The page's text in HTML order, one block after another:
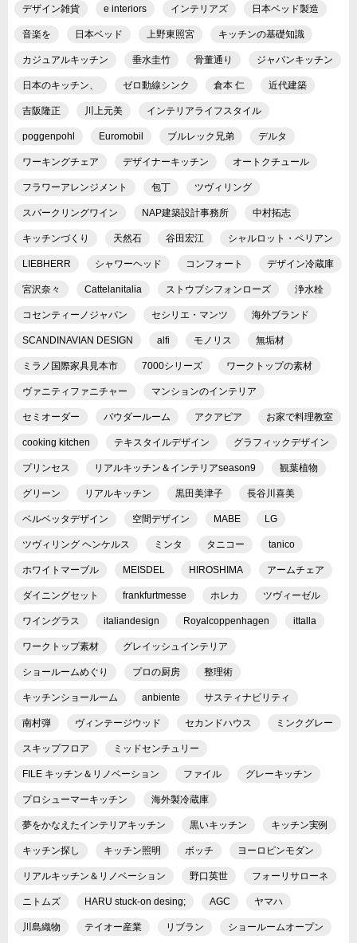
デザイン雑貨 e interiors インテリアズ 日本ベッド製造
音楽を 日本ベッド 上野東照宮 キッチンの基礎知識
カジュアルキッチン 垂水圭竹 骨董通り ジャパンキッチン
日本のキッチン、 ゼロ動線シンク 倉本 仁 近代建築
吉阪隆正 川上元美 インテリアライフスタイル
poggenpohl Euromobil ブルレック兄弟 デルタ
ワーキングチェア デザイナーキッチン オートクチュール
フラワーアレンジメント 包丁 ツヴィリング
スパークリングワイン NAP建築設計事務所 中村拓志
キッチンづくり 天然石 谷田宏江 シャルロット・ペリアン
LIEBHERR シャワーヘッド コンフォート デザイン冷蔵庫
宮沢奈々 Cattelanitalia ストウブシフォンローズ 浄水栓
コセンティーノジャパン セシリエ・マンツ 海外ブランド
SCANDINAVIAN DESIGN alfi モノリス 無垢材
ミラノ国際家具見本市 7000シリーズ ワークトップの素材
ヴァニティファニチャー マンションのインテリア
セミオーダー パウダールーム アクアピア お家で料理教室
cooking kitchen テキスタイルデザイン グラフィックデザイン
プリンセス リアルキッチン＆インテリアseason9 観葉植物
グリーン リアルキッチン 黒田美津子 長谷川喜美
ベルベッタデザイン 空間デザイン MABE LG
ツヴィリング ヘンケルス ミンタ タニコー tanico
ホワイトマーブル MEISDEL HIROSHIMA アームチェア
ダイニングセット frankfurtmesse ホレカ ツヴィーゼル
ワイングラス italiandesign Royalcoppenhagen ittalla
ワークトップ素材 グレイッシュインテリア
ショールームめぐり プロの厨房 整理術
キッチンショールーム anbiente サスティナビリティ
南村弾 ヴィンテージウッド セカンドハウス ミンクグレー
スキップフロア ミッドセンチュリー
FILE キッチン＆リノベーション ファイル グレーキッチン
プロシューマーキッチン 海外製冷蔵庫
夢をかなえたインテリアキッチン 黒いキッチン キッチン実例
キッチン探し キッチン照明 ボッチ ヨーロピンモダン
リアルキッチン＆リノベーション 野口英世 フォーリサローネ
ニトムズ HARU stuck-on desing; AGC ヤマハ
川島織物 テイオー産業 リブラン ショールームオープン